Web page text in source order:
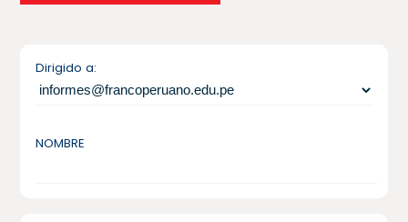
Dirigido a:
NOMBRE